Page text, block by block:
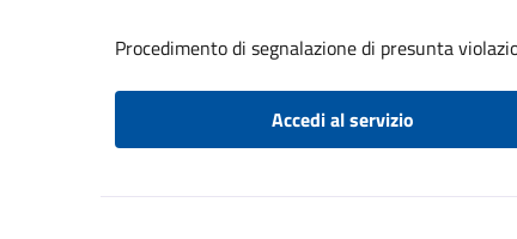
Procedimento di segnalazione di presunta
Accedi al servizio